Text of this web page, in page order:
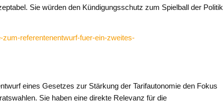
Sie würden den Kündigungsschutz zum Spielball der Politik
referentenentwurf-fuer-ein-zweites-
eines Gesetzes zur Stärkung der Tarifautonomie den Fokus
Sie haben eine direkte Relevanz für die